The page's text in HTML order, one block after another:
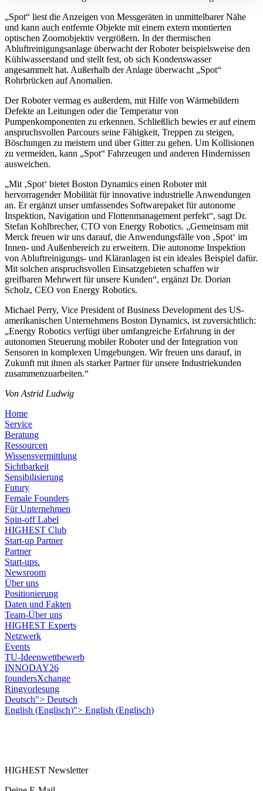
„Spot“ liest die Anzeigen von Messgeräten in unmittelbarer Nähe
und kann auch entfernte Objekte mit einem extern montierten
optischen Zoomobjektiv vergrößern. In der thermischen
Abluftreinigungsanlage überwacht der Roboter beispielsweise den
Kühlwasserstand und stellt fest, ob sich Kondenswasser
angesammelt hat. Außerhalb der Anlage überwacht „Spot“
Rohrbrücken auf Anomalien.
Der Roboter vermag es außerdem, mit Hilfe von Wärmebildern
Defekte an Leitungen oder die Temperatur von
Pumpenkomponenten zu erkennen. Schließlich bewies er auf einem
anspruchsvollen Parcours seine Fähigkeit, Treppen zu steigen,
Böschungen zu meistern und über Gitter zu gehen. Um Kollisionen
zu vermeiden, kann „Spot“ Fahrzeugen und anderen Hindernissen
ausweichen.
„Mit ‚Spot‘ bietet Boston Dynamics einen Roboter mit
hervorragender Mobilität für innovative industrielle Anwendungen
an. Er ergänzt unser umfassendes Softwarepaket für autonome
Inspektion, Navigation und Flottenmanagement perfekt“, sagt Dr.
Stefan Kohlbrecher, CTO von Energy Robotics. „Gemeinsam mit
Merck freuen wir uns darauf, die Anwendungsfälle von ‚Spot‘ im
Innen- und Außenbereich zu erweitern. Die autonome Inspektion
von Abluftreinigungs- und Kläranlagen ist ein ideales Beispiel dafür.
Mit solchen anspruchsvollen Einsatzgebieten schaffen wir
greifbaren Mehrwert für unsere Kunden“, ergänzt Dr. Dorian
Scholz, CEO von Energy Robotics.
Michael Perry, Vice President of Business Development des US-
amerikanischen Unternehmens Boston Dynamics, ist zuversichtlich:
„Energy Robotics verfügt über umfangreiche Erfahrung in der
autonomen Steuerung mobiler Roboter und der Integration von
Sensoren in komplexen Umgebungen. Wir freuen uns darauf, in
Zukunft mit ihnen als starker Partner für unsere Industriekunden
zusammenzuarbeiten.“
Von Astrid Ludwig
Home
Service
Beratung
Ressourcen
Wissensvermittlung
Sichtbarkeit
Sensibilisierung
Futury
Female Founders
Für Unternehmen
Spin-off Label
HIGHEST Club
Start-up Partner
Partner
Start-ups.
Newsroom
Über uns
Positionierung
Daten und Fakten
Team-Über uns
HIGHEST Experts
Netzwerk
Events
TU-Ideenwettbewerb
INNODAY26
foundersXchange
Ringvorlesung
Deutsch"> Deutsch
English (Englisch)"> English (Englisch)
HIGHEST Newsletter